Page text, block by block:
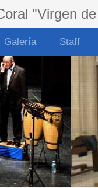
"Virgen
Galería Staff